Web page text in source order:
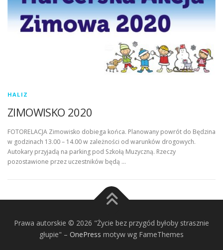
HALIZ
ZIMOWISKO 2020
FOTORELACJA Zimowisko dobiega końca. Planowany powrót do Będzina
w godzinach 13.00 – 14.00 w zależności od warunków drogowych.
Autokary przyjadą na parking pod Szkołą Muzyczną. Rzeczy
pozostawione przez uczestników będą …
Prawa autorskie © 2026 "Życie bez przygód byłoby strasznie
głupie" – OnePress motyw wg FameThemes